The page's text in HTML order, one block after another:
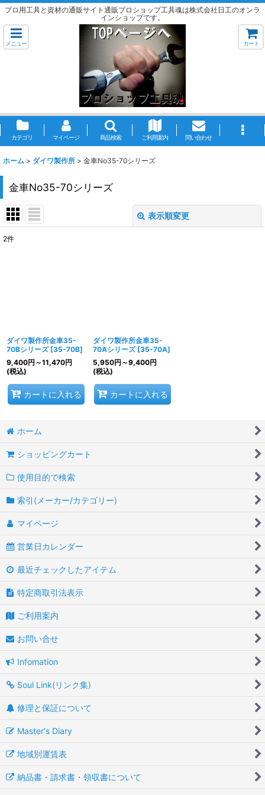
プロ用工具と資材の通販サイト通販プロショップ工具魂は株式会社日工のオンラ
インショップです。
メニュー カート
カテゴリ マイページ 商品検索 ご利用案内 問い合わせ
ホーム > ダイワ製作所 > 金車No35-70シリーズ
金車No35-70シリーズ
表示順変更
2件
ダイワ製作所金車35-
70Bシリーズ [35-70B]
9,400円 ～11,470円
(税込)
カートに入れる
ダイワ製作所金車35-
70Aシリーズ [35-70A]
5,950円 ～9,400円
(税込)
カートに入れる
ホーム
ショッピングカート
使用目的で検索
索引(メーカー/カテゴリー)
マイページ
営業日カレンダー
最近チェックしたアイテム
特定商取引法表示
ご利用案内
お問い合せ
Infomation
Soul Link(リンク集)
修理と保証について
Master's Diary
地域別運賃表
納品書・請求書・領収書について